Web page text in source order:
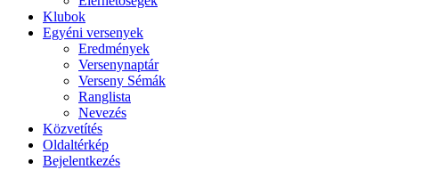
Klubok
Egyéni versenyek
Eredmények
Versenynaptár
Verseny Sémák
Ranglista
Nevezés
Közvetítés
Oldaltérkép
Bejelentkezés